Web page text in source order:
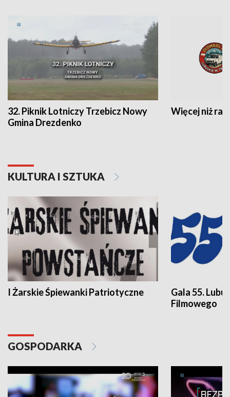
32. Piknik Lotniczy Trzebicz Nowy
Gmina Drezdenko
Więcej niż rajd
KULTURA I SZTUKA
I Żarskie Śpiewanki Patriotyczne
Gala 55.
Filmowego
GOSPODARKA